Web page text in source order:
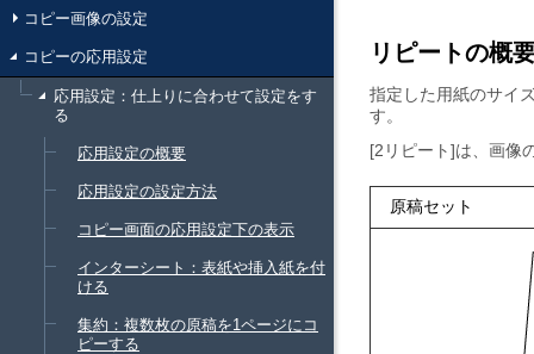
コピー画像の設定
コピーの応用設定
応用設定：仕上りに合わせて設定をす
る
応用設定の概要
応用設定の設定方法
コピー画面の応用設定下の表示
インターシート：表紙や挿入紙を付
ける
集約：複数枚の原稿を1ページにコ
ピーする
リピートの概
指定した用紙のサイ
す。
2リピート は、画像
原稿セット